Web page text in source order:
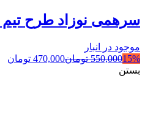
سرهمی نوزاد طرح تیم
موجود در انبار
15%
550,000 تومان470,000 تومان
بستن